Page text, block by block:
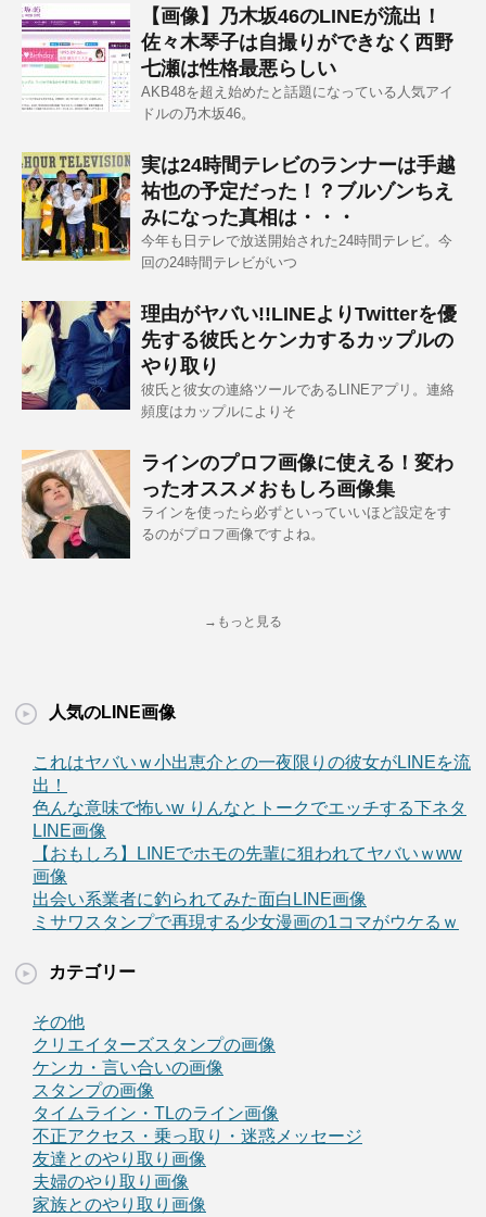
【画像】乃木坂46のLINEが流出！
佐々木琴子は自撮りができなく西野
七瀬は性格最悪らしい
AKB48を超え始めたと話題になっている人気アイ
ドルの乃木坂46。
実は24時間テレビのランナーは手越
祐也の予定だった！？ブルゾンちえ
みになった真相は・・・
今年も日テレで放送開始された24時間テレビ。今
回の24時間テレビがいつ
理由がヤバい!!LINEよりTwitterを優
先する彼氏とケンカするカップルの
やり取り
彼氏と彼女の連絡ツールであるLINEアプリ。連絡
頻度はカップルによりそ
ラインのプロフ画像に使える！変わ
ったオススメおもしろ画像集
ラインを使ったら必ずといっていいほど設定をす
るのがプロフ画像ですよね。
→もっと見る
人気のLINE画像
これはヤバいｗ小出恵介との一夜限りの彼女がLINEを流
出！
色んな意味で怖いw りんなとトークでエッチする下ネタ
LINE画像
【おもしろ】LINEでホモの先輩に狙われてヤバいｗww
画像
出会い系業者に釣られてみた面白LINE画像
ミサワスタンプで再現する少女漫画の1コマがウケるｗ
カテゴリー
その他
クリエイターズスタンプの画像
ケンカ・言い合いの画像
スタンプの画像
タイムライン・TLのライン画像
不正アクセス・乗っ取り・迷惑メッセージ
友達とのやり取り画像
夫婦のやり取り画像
家族とのやり取り画像